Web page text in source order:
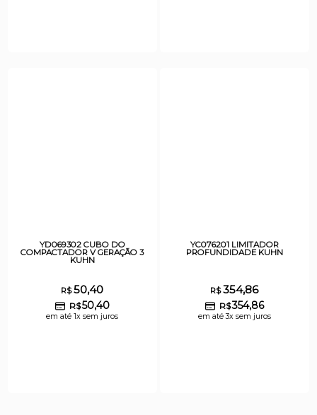
YD069302 CUBO DO
COMPACTADOR V GERAÇÃO 3
KUHN
R$50,40
R$50,40
em até 1x sem juros
YC076201 LIMITADOR
PROFUNDIDADE KUHN
R$354,86
R$354,86
em até 3x sem juros